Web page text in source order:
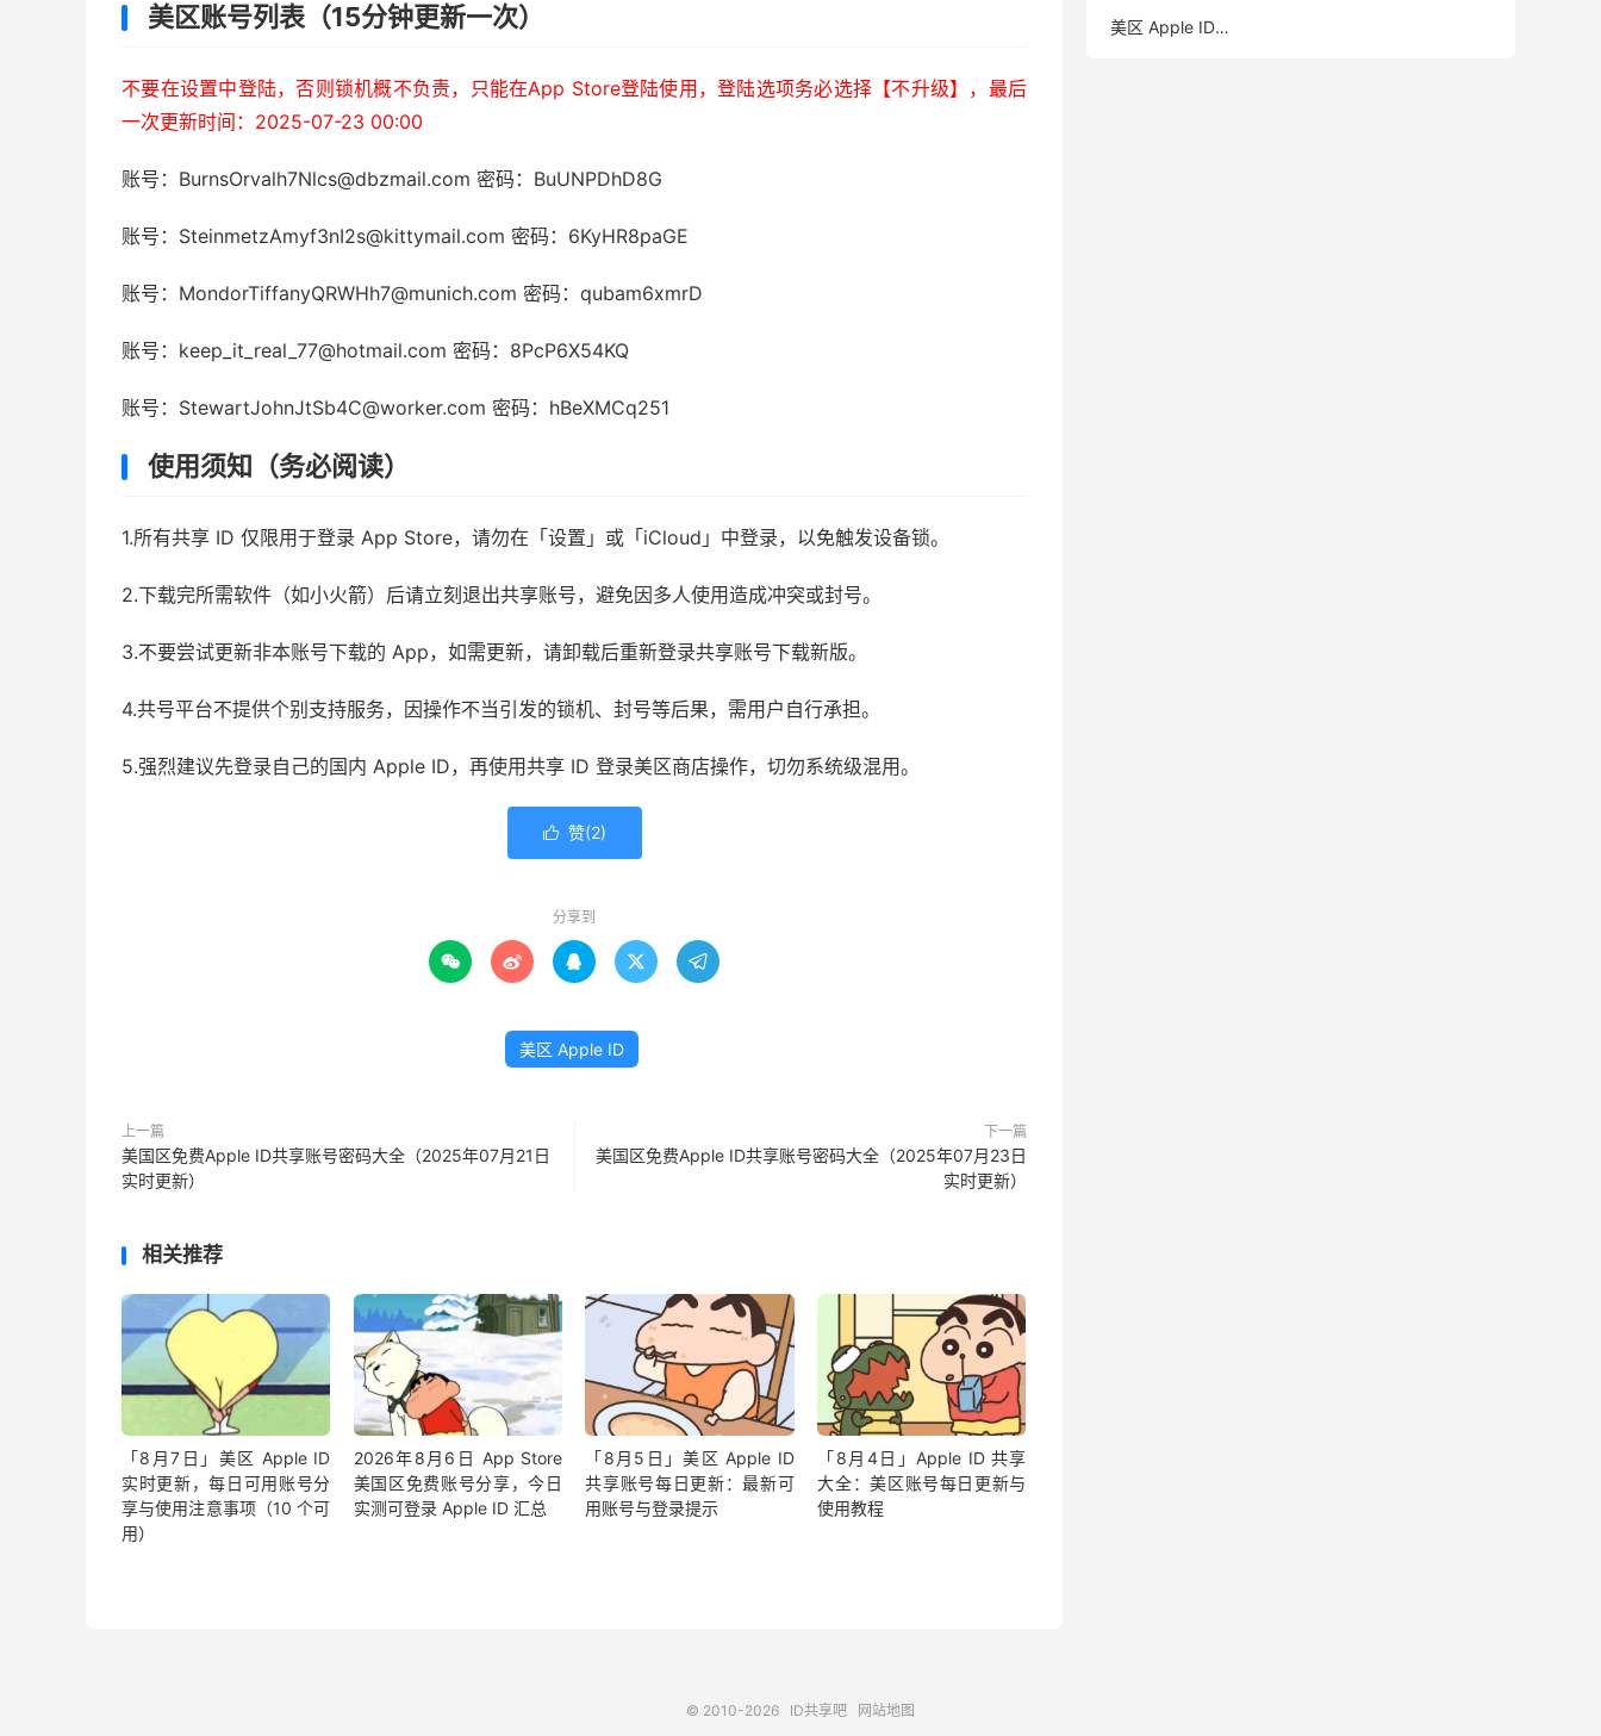
美区账号列表（15分钟更新一次）
不要在设置中登陆，否则锁机概不负责，只能在App Store登陆使用，登陆选项务必选择【不升级】，最后
一次更新时间：2025-07-23 00:00
账号：BurnsOrvalh7Nlcs@dbzmail.com 密码：BuUNPDhD8G
账号：SteinmetzAmyf3nI2s@kittymail.com 密码：6KyHR8paGE
账号：MondorTiffanyQRWHh7@munich.com 密码：qubam6xmrD
账号：keep_it_real_77@hotmail.com 密码：8PcP6X54KQ
账号：StewartJohnJtSb4C@worker.com 密码：hBeXMCq251
使用须知（务必阅读）
1.所有共享 ID 仅限用于登录 App Store，请勿在「设置」或「iCloud」中登录，以免触发设备锁。
2.下载完所需软件（如小火箭）后请立刻退出共享账号，避免因多人使用造成冲突或封号。
3.不要尝试更新非本账号下载的 App，如需更新，请卸载后重新登录共享账号下载新版。
4.共号平台不提供个别支持服务，因操作不当引发的锁机、封号等后果，需用户自行承担。
5.强烈建议先登录自己的国内 Apple ID，再使用共享 ID 登录美区商店操作，切勿系统级混用。
 赞(2)
分享到
    
美区 Apple ID
上一篇
美国区免费Apple ID共享账号密码大全（2025年07月21日
实时更新）
下一篇
美国区免费Apple ID共享账号密码大全（2025年07月23日
实时更新）
相关推荐
「8月7日」美区 Apple ID
实时更新，每日可用账号分
享与使用注意事项（10 个可
用）
2026年8月6日 App Store
美国区免费账号分享，今日
实测可登录 Apple ID 汇总
「8月5日」美区 Apple ID
共享账号每日更新：最新可
用账号与登录提示
「8月4日」Apple ID 共享
大全：美区账号每日更新与
使用教程
美区 Apple ID(389)
© 2010-2026 ID共享吧 网站地图